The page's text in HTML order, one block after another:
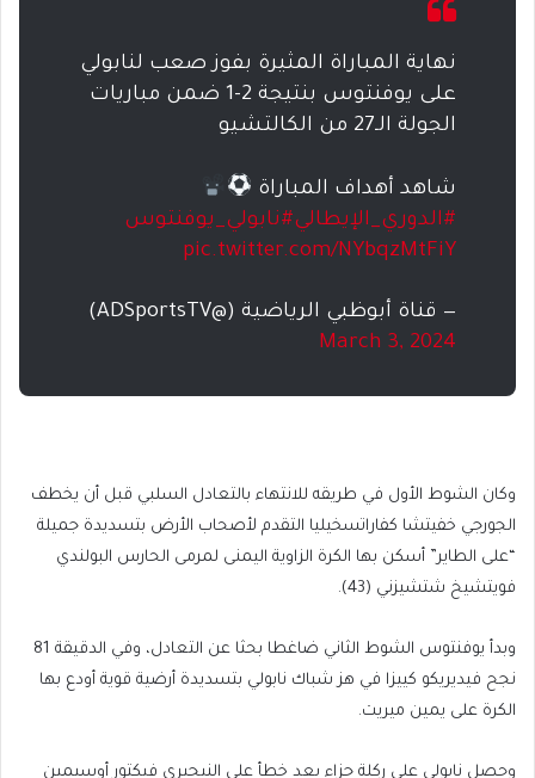
نهاية المباراة المثيرة بفوز صعب لنابولي
على يوفنتوس بنتيجة 2-1 ضمن مباريات
الجولة الـ27 من الكالتشيو
شاهد أهداف المباراة
#الدوري_الإيطالي#نابولي_يوفنتوس
pic.twitter.com/NYbqzMtFiY
— قناة أبوظبي الرياضية (@ADSportsTV)
March 3, 2024
وكان الشوط الأول في طريقه للانتهاء بالتعادل السلبي قبل أن يخطف
الجورجي خفيتشا كفاراتسخيليا التقدم لأصحاب الأرض بتسديدة جميلة
“على الطاير” أسكن بها الكرة الزاوية اليمنى لمرمى الحارس البولندي
فويتشيخ شتشيزني (43).
وبدأ يوفنتوس الشوط الثاني ضاغطا بحثا عن التعادل، وفي الدقيقة 81
نجح فيديريكو كييزا في هز شباك نابولي بتسديدة أرضية قوية أودع بها
الكرة على يمين ميريت.
وحصل نابولي على ركلة جزاء بعد خطأ على النيجيري فيكتور أوسيمين